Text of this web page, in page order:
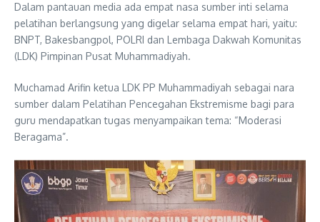
Dalam pantauan media ada empat nasa sumber inti selama
pelatihan berlangsung yang digelar selama empat hari, yaitu:
BNPT, Bakesbangpol, POLRI dan Lembaga Dakwah Komunitas
(LDK) Pimpinan Pusat Muhammadiyah.
Muchamad Arifin ketua LDK PP Muhammadiyah sebagai nara
sumber dalam Pelatihan Pencegahan Ekstremisme bagi para
guru mendapatkan tugas menyampaikan tema: “Moderasi
Beragama”.